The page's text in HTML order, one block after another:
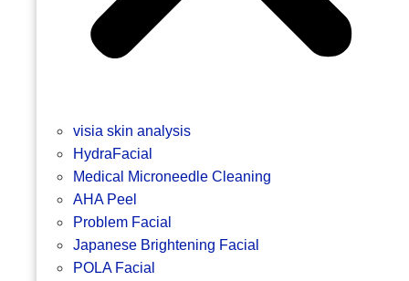
visia skin analysis
HydraFacial
Medical Microneedle Cleaning
AHA Peel
Problem Facial
Japanese Brightening Facial
POLA Facial